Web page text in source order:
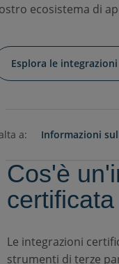
ecosistema di
Esplora le integrazioni
a: Informazioni
Cos'è
Le integrazioni
strumenti di terze